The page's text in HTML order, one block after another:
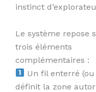
instinct
Le système repose
trois éléments
complémentaires :
Un fil enterré
définit la zone